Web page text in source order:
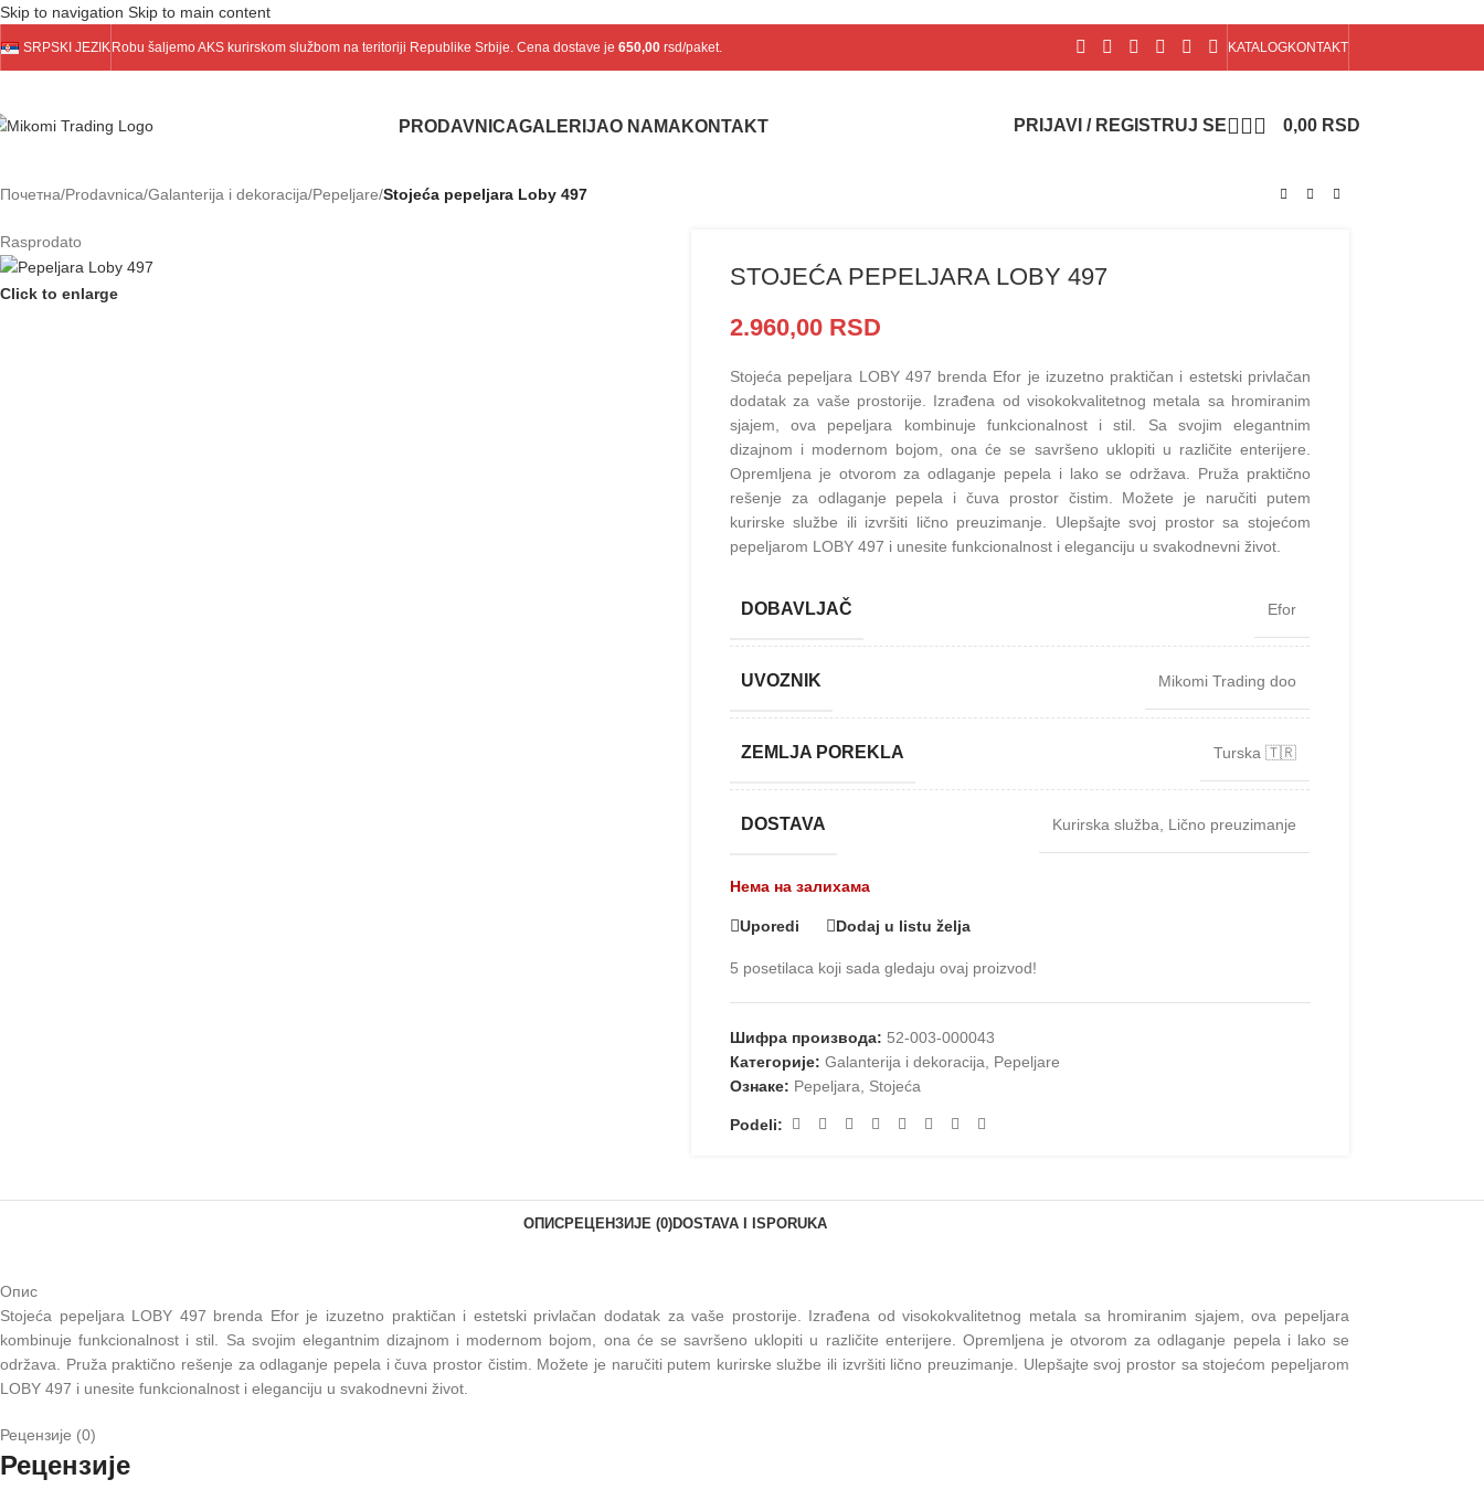
Skip to navigation Skip to main content
SRPSKI JEZIK Robu šaljemoAKSkurirskom službom na teritoriji Republike Srbije. Cena dostave je 650,00rsd/paket. KATALOGKONTAKT
PRODAVNICAGALERIJAO NAMA KONTAKT PRIJAVI / REGISTRUJ SE 0,00 RSD
Почетна/Prodavnica/Galanterija i dekoracija/Pepeljare/Stojeća pepeljara Loby 497
Rasprodato
Click to enlarge
STOJEĆA PEPELJARA LOBY 497
2.960,00 RSD
Stojeća pepeljara LOBY 497 brenda Efor je izuzetno praktičan i estetski privlačan
dodatak za vaše prostorije. Izrađena od visokokvalitetnog metala sa hromiranim
sjajem, ova pepeljara kombinuje funkcionalnost i stil. Sa svojim elegantnim
dizajnom i modernom bojom, ona će se savršeno uklopiti u različite enterijere.
Opremljena je otvorom za odlaganje pepela i lako se održava. Pruža praktično
rešenje za odlaganje pepela i čuva prostor čistim. Možete je naručiti putem
kurirske službe ili izvršiti lično preuzimanje. Ulepšajte svoj prostor sa stojećom
pepeljarom LOBY 497 i unesite funkcionalnost i eleganciju u svakodnevni život.
DOBAVLJAČ Efor
UVOZNIK Mikomi Trading doo
ZEMLJA POREKLA Turska 🇹🇷
DOSTAVA Kurirska služba Lično preuzimanje
Нема на залихама
Uporedi Dodaj u listu želja
5 posetilaca koji sada gledaju ovaj proizvod!
Шифра производа: 52-003-000043
Категорије: Galanterija i dekoracija
Pepeljare
Ознаке: Pepeljara Stojeća
Podeli:
ОПИСРЕЦЕНЗИЈЕ (0)DOSTAVA I ISPORUKA
Опис
Stojeća pepeljara LOBY 497 brenda Efor je izuzetno praktičan i estetski privlačan dodatak za vaše prostorije. Izrađena od visokokvalitetnog metala sa hromiranim sjajem, ova pepeljara
kombinuje funkcionalnost i stil. Sa svojim elegantnim dizajnom i modernom bojom, ona će se savršeno uklopiti u različite enterijere. Opremljena je otvorom za odlaganje pepela i lako se
održava. Pruža praktično rešenje za odlaganje pepela i čuva prostor čistim. Možete je naručiti putem kurirske službe ili izvršiti lično preuzimanje. Ulepšajte svoj prostor sa stojećom pepeljarom
LOBY 497 i unesite funkcionalnost i eleganciju u svakodnevni život.
Рецензије (0)
Рецензије